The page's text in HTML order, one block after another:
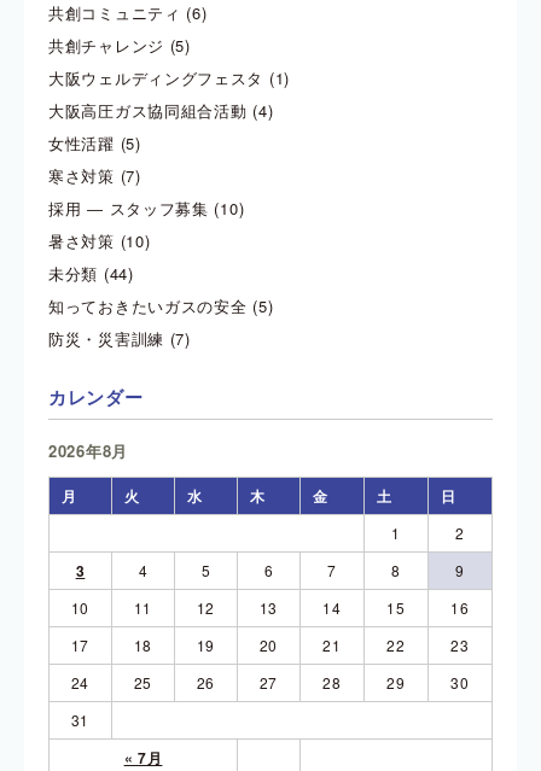
共創コミュニティ (6)
共創チャレンジ (5)
大阪ウェルディングフェスタ (1)
大阪高圧ガス協同組合活動 (4)
女性活躍 (5)
寒さ対策 (7)
採用 ― スタッフ募集 (10)
暑さ対策 (10)
未分類 (44)
知っておきたいガスの安全 (5)
防災・災害訓練 (7)
カレンダー
2026年8月
月 火 水 木 金 土 日
« 7月
1 2
3 4 5 6 7 8
9
10
11 12 13 14 15
16
17
18 19 20 21 22
23
24
25 26 27 28 29
30
31